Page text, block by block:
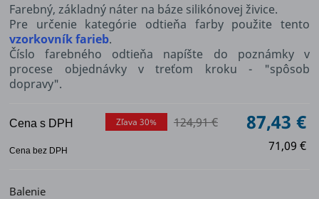
Farebný, základný náter na báze silikónovej živice.
Pre určenie kategórie odtieňa farby použite tento
vzorkovník farieb.
Číslo farebného odtieňa napíšte do poznámky v
procese objednávky v treťom kroku - "spôsob
dopravy".
Cena s DPH Zľava 30% 124,91 € 87,43 €
Cena bez DPH 71,09 €
Balenie